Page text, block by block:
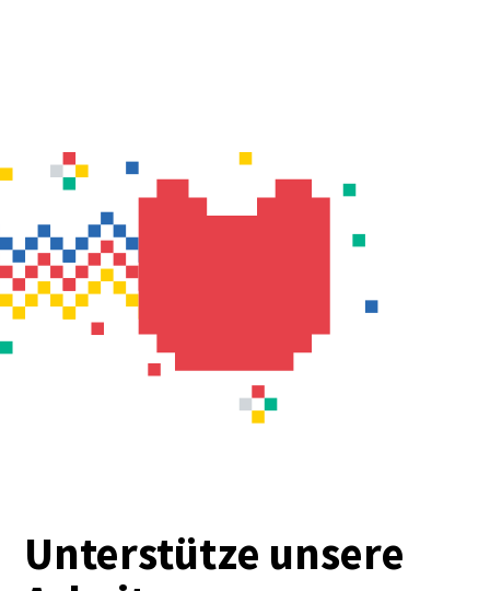
Unterstütze unsere